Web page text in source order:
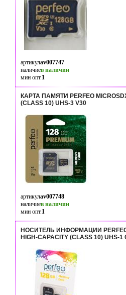
артикулav007747
наличиев наличии
мин опт.1
КАРТА ПАМЯТИ PERFEO
(CLASS 10) UHS-3 V30
артикулav007748
наличиев наличии
мин опт.1
НОСИТЕЛЬ ИНФОРМАЦИИ PERFEO
HIGH-CAPACITY (CLASS 10)